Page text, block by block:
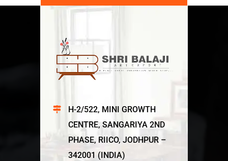
H-2/522, MINI GROWTH
CENTRE, SANGARIYA 2ND
PHASE, RIICO, JODHPUR –
342001 (INDIA)